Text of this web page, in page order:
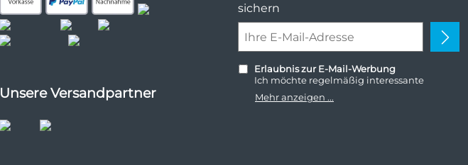
Unsere Versandpartner
sichern
Erlaubnis zur E-Mail-Werbung
Ich möchte regelmäßig interessante
Angebote per E-Mail erhalten. Meine E-
Mail-Adresse wird nicht an andere
Mehr anzeigen ...